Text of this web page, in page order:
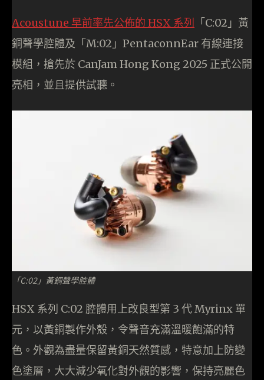
Acoustune 早前率先公佈的 HSX 系列
「C:02」黃
銅聲學腔體及「M:02」PentaconnEar 有線連接
模組，搶先於 CanJam Hong Kong 2025 正式公開
亮相，並且提供試聽。
「C:02」黃銅聲學腔體
HSX 系列 C:02 腔體用上改良型第 3 代 Myrinx 單
元，以黃銅製作外殼，令聲音充滿溫暖飽滿的特
色。外觀為盡量保留黃銅天然質感，特意加上防變
色塗層，大大減少氧化對外觀的影響，保持亮麗色